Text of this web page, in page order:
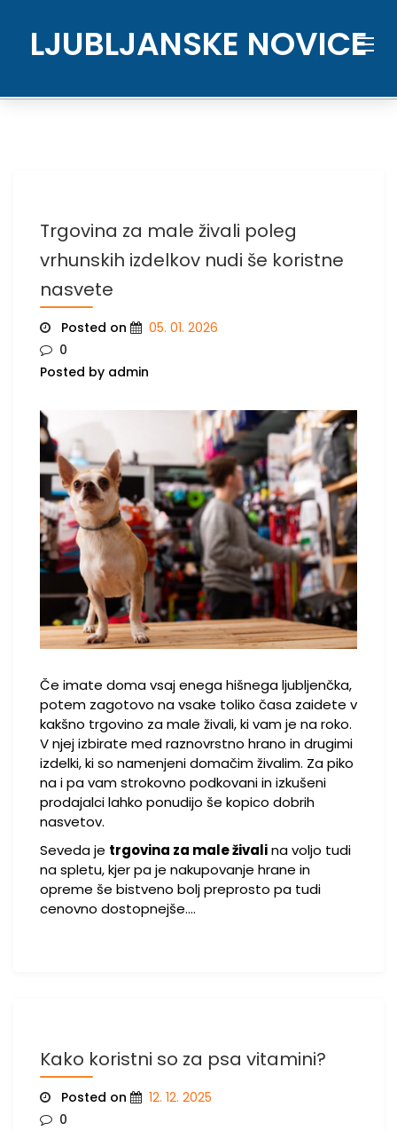
contentLJUBLJANSKE NOVICE
Trgovina za male živali poleg
vrhunskih izdelkov nudi še koristne
nasvete
Posted on
05. 01. 2026
0
Posted by admin
Če imate doma vsaj enega hišnega ljubljenčka,
potem zagotovo na vsake toliko časa zaidete v
kakšno trgovino za male živali, ki vam je na roko.
V njej izbirate med raznovrstno hrano in drugimi
izdelki, ki so namenjeni domačim živalim. Za piko
na i pa vam strokovno podkovani in izkušeni
prodajalci lahko ponudijo še kopico dobrih
nasvetov.
Seveda je trgovina za male živalina voljo tudi
na spletu, kjer pa je nakupovanje hrane in
opreme še bistveno bolj preprosto pa tudi
cenovno dostopnejše.…
Kako koristni so za psa vitamini?
Posted on
12. 12. 2025
0